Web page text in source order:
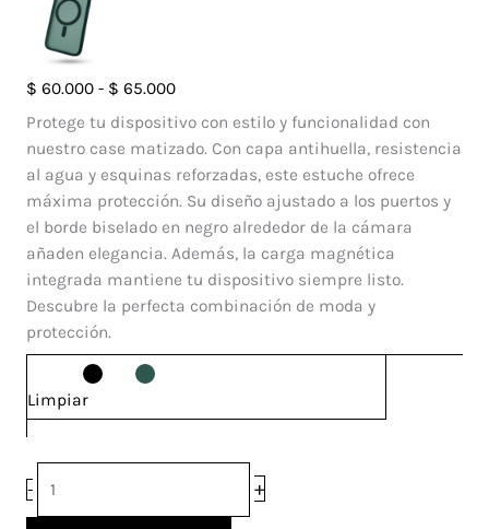
$ 60.000 - $ 65.000Rango
de
precios:
desde
$ 60.000
hasta
$ 65.000
Protege tu dispositivo con estilo y funcionalidad con
nuestro case matizado. Con capa antihuella, resistencia
al agua y esquinas reforzadas, este estuche ofrece
máxima protección. Su diseño ajustado a los puertos y
el borde biselado en negro alrededor de la cámara
añaden elegancia. Además, la carga magnética
integrada mantiene tu dispositivo siempre listo.
Descubre la perfecta combinación de moda y
protección.
Limpiar
-
Case
Francia
Magsafe
Iphone
13
Pro
Max
cantidad
+